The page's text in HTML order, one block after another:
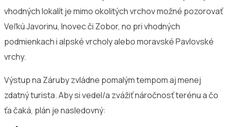
vhodných lokalít je mimo okolitých vrchov možné pozorovať
Veľkú Javorinu, Inovec či Zobor, no pri vhodných
podmienkach i alpské vrcholy alebo moravské Pavlovské
vrchy.
Výstup na Záruby zvládne pomalým tempom aj menej
zdatný turista. Aby si vedel/a zvážiť náročnosť terénu a čo
ťa čaká, plán je nasledovný: